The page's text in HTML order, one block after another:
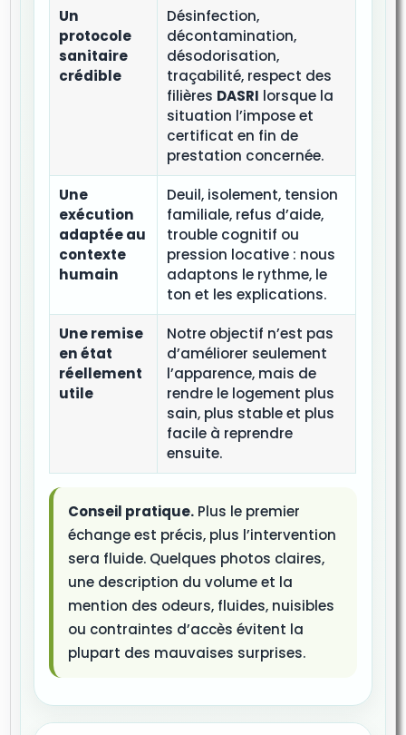
Un
protocole
sanitaire
crédible
Désinfection,
décontamination,
désodorisation,
traçabilité, respect des
filières DASRI lorsque la
situation l’impose et
certificat en fin de
prestation concernée.
Une
exécution
adaptée au
contexte
humain
Deuil, isolement, tension
familiale, refus d’aide,
trouble cognitif ou
pression locative : nous
adaptons le rythme, le
ton et les explications.
Une remise
en état
réellement
utile
Notre objectif n’est pas
d’améliorer seulement
l’apparence, mais de
rendre le logement plus
sain, plus stable et plus
facile à reprendre
ensuite.
Conseil pratique. Plus le premier
échange est précis, plus l’intervention
sera fluide. Quelques photos claires,
une description du volume et la
mention des odeurs, fluides, nuisibles
ou contraintes d’accès évitent la
plupart des mauvaises surprises.